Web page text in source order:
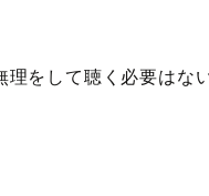
理をして聴く必要はな